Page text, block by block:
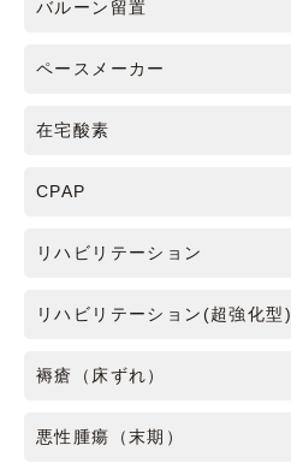
バルーン留置
ペースメーカー
在宅酸素
CPAP
リハビリテーション
リハビリテーション(超強化型)
褥瘡（床ずれ）
悪性腫瘍（末期）